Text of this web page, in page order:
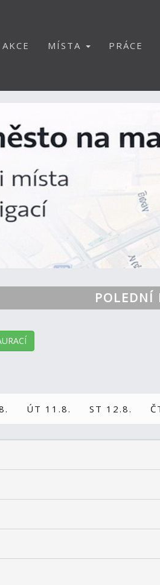
MÍSTA PRÁCE
POLEDNÍ
ÚT 11.8. ST 12.8.